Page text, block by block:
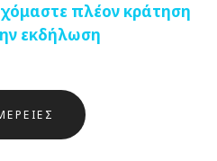
πλέον κράτηση
εκδήλωση